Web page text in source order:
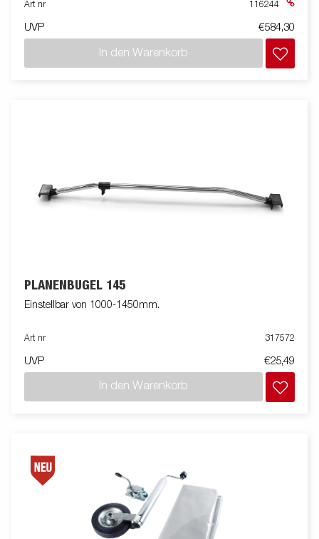
Art nr 116244
UVP €584,30
In den Warenkorb
PLANENBÜGEL 145
Einstellbar von 1000-1450mm.
Art nr 317572
UVP €25,49
In den Warenkorb